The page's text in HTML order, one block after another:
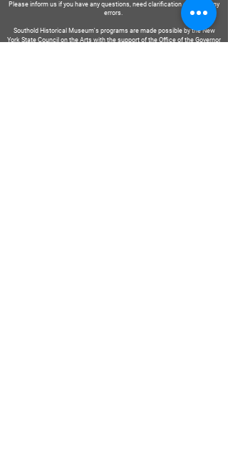
Please inform us if you have any questions, need clarification or notice any
errors.
Southold Historical Museum's programs are made possible by the New
York State Council on the Arts with the support of the Office of the Governor